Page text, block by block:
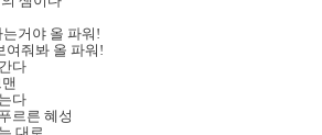
거야 올 파워!
여줘봐 올 파워!
다
다
르른 혜성